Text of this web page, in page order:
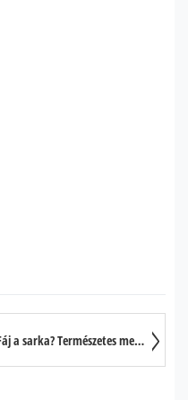
Fáj a sarka? Természetes megoldást keres?